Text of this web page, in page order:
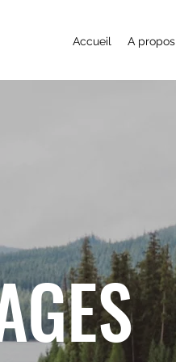
Accueil A propos